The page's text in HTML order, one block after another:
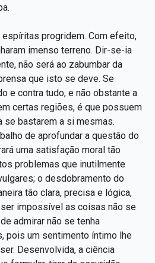
progridem. Com efeito,
imenso terreno. Dir-se-ia
não será ao zabumbar da
que isto se deve. Se
e contra tudo, e não obstante a
certas regiões, é que possuem
se bastarem a si mesmas.
de aprofundar a questão do
uma satisfação moral tão
problemas que inutilmente
o desdobramento do
tão clara, precisa e lógica,
impossível as coisas não se
admirar não se tenha
pois um sentimento íntimo lhe
Desenvolvida, a ciência